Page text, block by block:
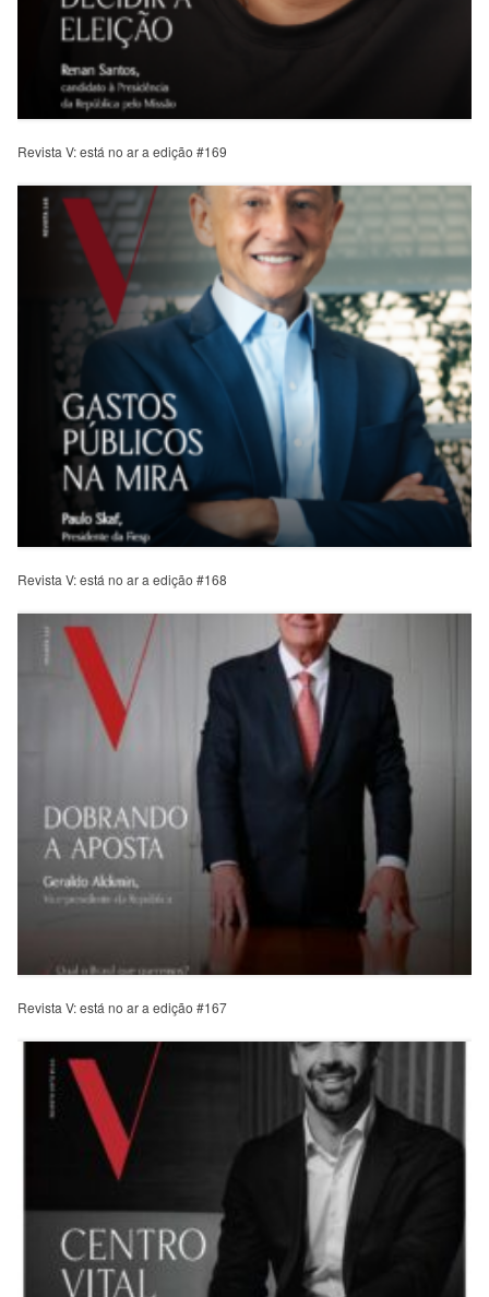
Revista V: está no ar a edição #169
Revista V: está no ar a edição #168
Revista V: está no ar a edição #167